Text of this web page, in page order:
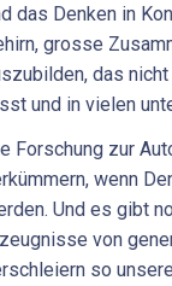
das Denken in
grosse
das
und in vielen
Forschung zur
wenn
Und es gibt
von
so